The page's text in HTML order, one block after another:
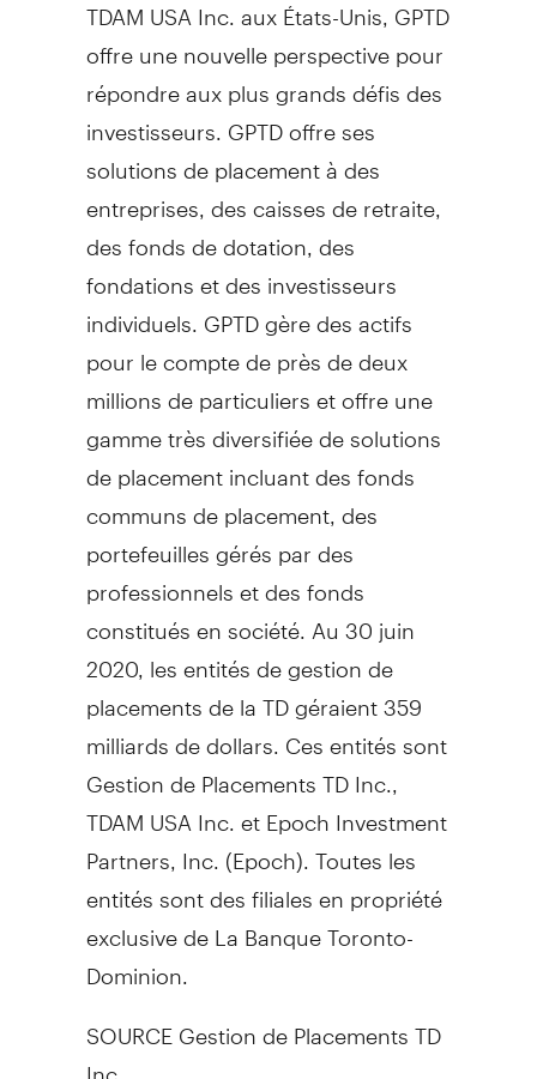
offre une nouvelle perspective pour
répondre aux plus grands défis des
investisseurs. GPTD offre ses
solutions de placement à des
entreprises, des caisses de retraite,
des fonds de dotation, des
fondations et des investisseurs
individuels. GPTD gère des actifs
pour le compte de près de deux
millions de particuliers et offre une
gamme très diversifiée de solutions
de placement incluant des fonds
communs de placement, des
portefeuilles gérés par des
professionnels et des fonds
constitués en société. Au 30 juin
2020, les entités de gestion de
placements de la TD géraient 359
milliards de dollars. Ces entités sont
Gestion de Placements TD Inc.,
TDAM USA Inc. et Epoch Investment
Partners, Inc. (Epoch). Toutes les
entités sont des filiales en propriété
exclusive de La Banque Toronto-
Dominion.
SOURCE Gestion de Placements TD
Inc.